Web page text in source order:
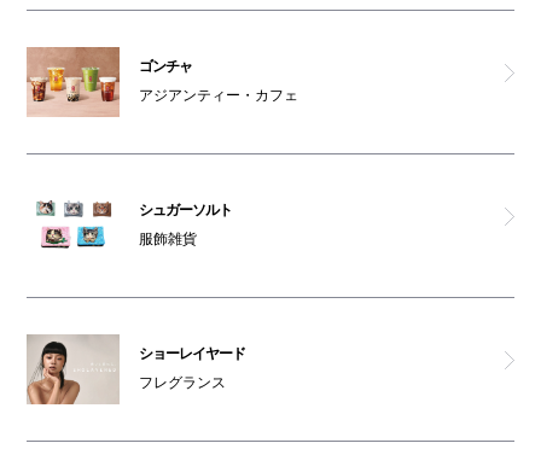
ゴンチャ
アジアンティー・カフェ
シュガーソルト
服飾雑貨
ショーレイヤード
フレグランス